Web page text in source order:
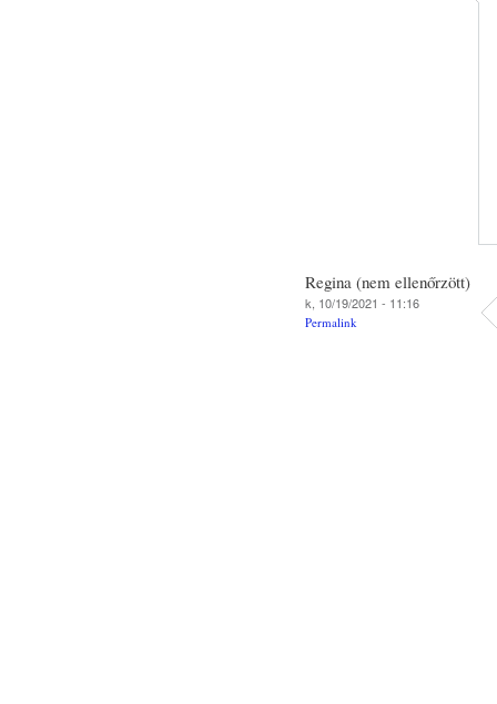
Regina (nem ellenőrzött)
k, 10/19/2021 - 11:16
Permalink